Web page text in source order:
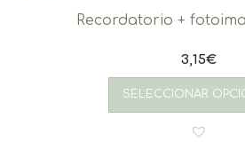
Recordatorio +
3,15€
SELECCIONAR